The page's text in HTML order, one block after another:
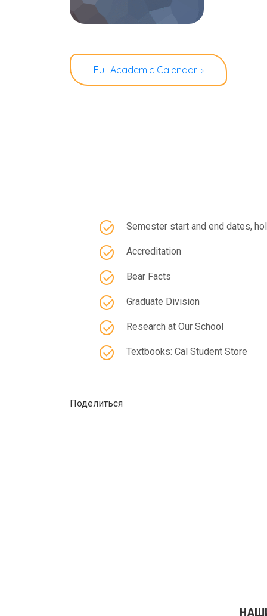
Full Academic Calendar
Semester start and end dates,
Accreditation
Bear Facts
Graduate Division
Research at Our School
Textbooks: Cal Student Store
Поделиться